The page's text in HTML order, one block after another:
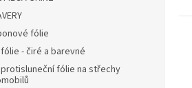
fólie
fólie - čiré a barevné
protisluneční fólie na střechy